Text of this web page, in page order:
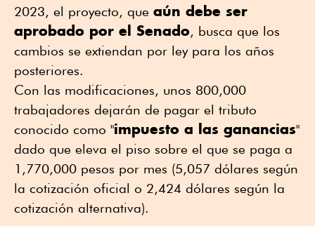
2023, el proyecto, que aún debe ser
aprobado por el Senado, busca que los
cambios se extiendan por ley para los años
posteriores.
Con las modificaciones, unos 800,000
trabajadores dejarán de pagar el tributo
conocido como "impuesto a las ganancias"
dado que eleva el piso sobre el que se paga a
1,770,000 pesos por mes (5,057 dólares según
la cotización oficial o 2,424 dólares según la
cotización alternativa).